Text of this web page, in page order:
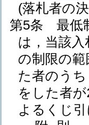
(落札者の
第5条
最低
は，当該
の制限の
た者のう
をした者
よるくじ